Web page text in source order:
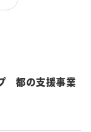
合わせ
都の支援事業